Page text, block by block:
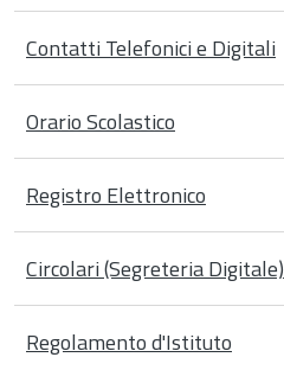
Contatti Telefonici e Digitali
Orario Scolastico
Registro Elettronico
Circolari (Segreteria Digitale)
Regolamento d'Istituto